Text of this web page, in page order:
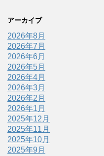
アーカイブ
2026年8月
2026年7月
2026年6月
2026年5月
2026年4月
2026年3月
2026年2月
2026年1月
2025年12月
2025年11月
2025年10月
2025年9月